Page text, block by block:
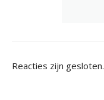
Reacties zijn gesloten.